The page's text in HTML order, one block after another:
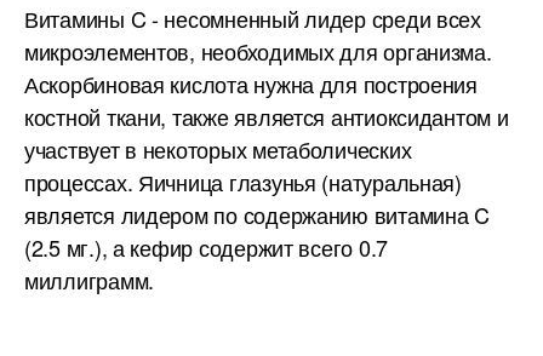
Витамины C - несомненный лидер среди всех
микроэлементов, необходимых для организма.
Аскорбиновая кислота нужна для построения
костной ткани, также является антиоксидантом и
участвует в некоторых метаболических
процессах. Яичница глазунья (натуральная)
является лидером по содержанию витамина C
(2.5 мг.), а кефир содержит всего 0.7
миллиграмм.